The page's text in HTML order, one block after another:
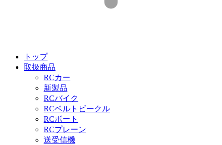
トップ
取扱商品
RCカー
新製品
RCバイク
RCベルトビークル
RCボート
RCプレーン
送受信機